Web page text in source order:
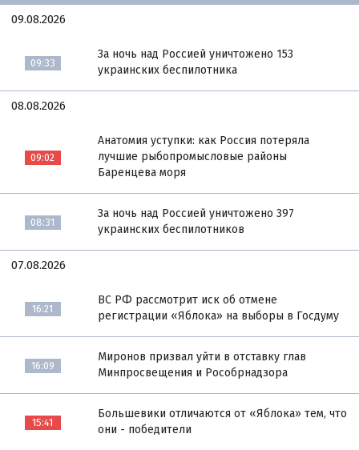
09.08.2026
09:33
За ночь над Россией уничтожено 153
украинских беспилотника
08.08.2026
09:02
Анатомия уступки: как Россия потеряла
лучшие рыбопромысловые районы
Баренцева моря
08:31
За ночь над Россией уничтожено 397
украинских беспилотников
07.08.2026
16:21
ВС РФ рассмотрит иск об отмене
регистрации «Яблока» на выборы в Госдуму
16:09
Миронов призвал уйти в отставку глав
Минпросвещения и Рособрнадзора
15:41
Большевики отличаются от «Яблока» тем, что
они - победители